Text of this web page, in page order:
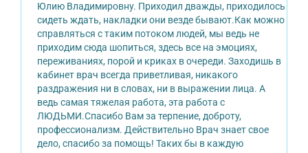
Юлию Владимировну. Приходил дважды, приходилось
сидеть ждать, накладки они везде бывают.Как можно
справляться с таким потоком людей, мы ведь не
приходим сюда шопиться, здесь все на эмоциях,
переживаниях, порой и криках в очереди. Заходишь в
кабинет врач всегда приветливая, никакого
раздражения ни в словах, ни в выражении лица. А
ведь самая тяжелая работа, эта работа с
ЛЮДЬМИ.Спасибо Вам за терпение, доброту,
профессионализм. Действительно Врач знает свое
дело, спасибо за помощь! Таких бы в каждую